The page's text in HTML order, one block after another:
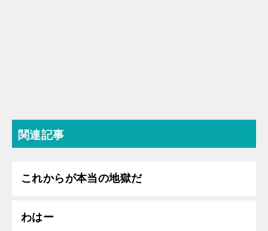
関連記事
これからが本当の地獄だ
わはー